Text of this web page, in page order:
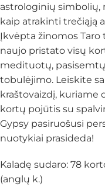
astrologinių simbolių,
kaip atrakinti trečiąją
Įkvėpta žinomos Taro
naujo pristato visų
medituotų,
tobulėjimo. Leiskite
kraštovaizdį, kuriame
kortų pojūtis su
Gypsy pasiruošusi
nuotykiai prasideda!
Kaladę sudaro: 78
(anglų k.)